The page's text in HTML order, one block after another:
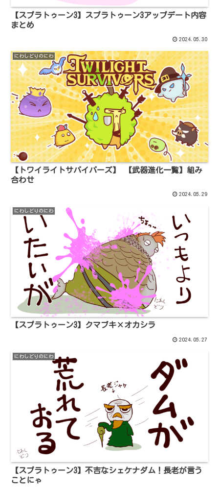
【スプラトゥーン3】スプラトゥーン3アップデート内容
まとめ
2024.05.30
にわしどりのにわ
【トワイライトサバイバーズ】 【武器進化一覧】組み
合わせ
2024.05.29
にわしどりのにわ
【スプラトゥーン3】クマブキ×オカシラ
2024.05.27
にわしどりのにわ
【スプラトゥーン3】不吉なシェケナダム！長老が言う
ことにゃ